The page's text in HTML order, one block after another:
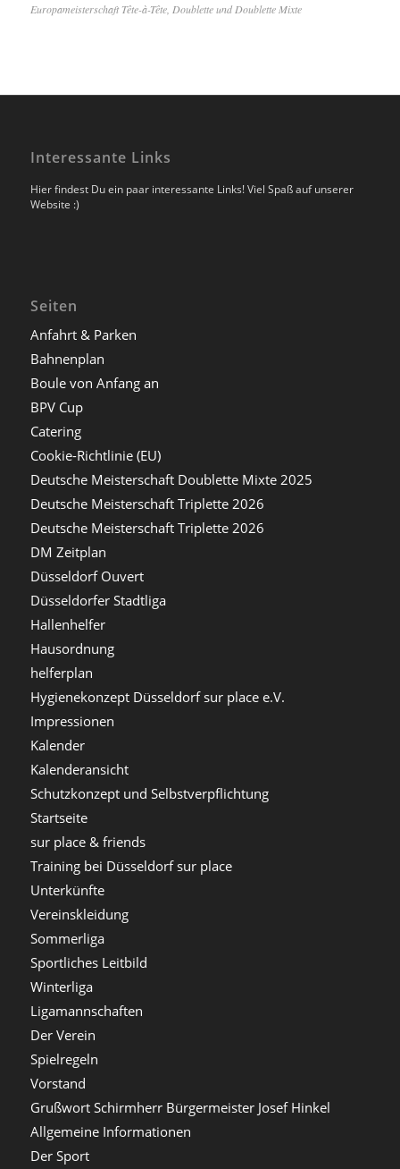
Europameisterschaft Tête-à-Tête, Doublette und Doublette Mixte
Interessante Links
Hier findest Du ein paar interessante Links! Viel Spaß auf unserer
Website :)
Seiten
Anfahrt & Parken
Bahnenplan
Boule von Anfang an
BPV Cup
Catering
Cookie-Richtlinie (EU)
Deutsche Meisterschaft Doublette Mixte 2025
Deutsche Meisterschaft Triplette 2026
Deutsche Meisterschaft Triplette 2026
DM Zeitplan
Düsseldorf Ouvert
Düsseldorfer Stadtliga
Hallenhelfer
Hausordnung
helferplan
Hygienekonzept Düsseldorf sur place e.V.
Impressionen
Kalender
Kalenderansicht
Schutzkonzept und Selbstverpflichtung
Startseite
sur place & friends
Training bei Düsseldorf sur place
Unterkünfte
Vereinskleidung
Sommerliga
Sportliches Leitbild
Winterliga
Ligamannschaften
Der Verein
Spielregeln
Vorstand
Grußwort Schirmherr Bürgermeister Josef Hinkel
Allgemeine Informationen
Der Sport